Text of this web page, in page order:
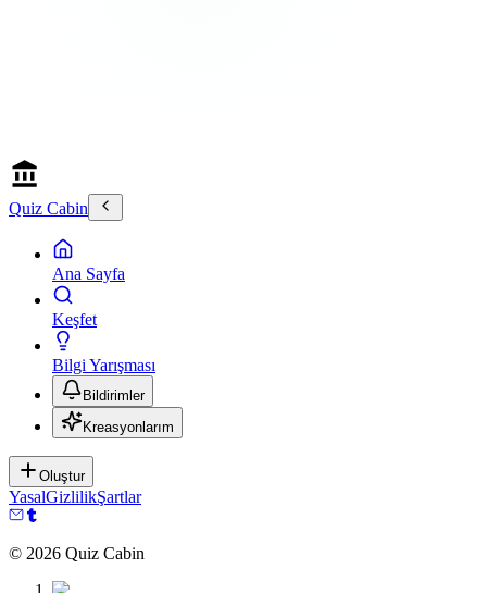
Quiz Cabin
Ana Sayfa
Keşfet
Bilgi Yarışması
Bildirimler
Kreasyonlarım
Oluştur
YasalGizlilikŞartlar
© 2026 Quiz Cabin